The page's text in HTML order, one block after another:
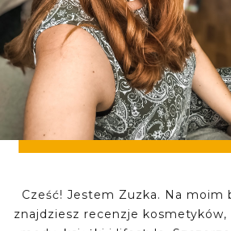
Cześć! Jestem Zuzka. Na moim
znajdziesz recenzje kosmetyków,